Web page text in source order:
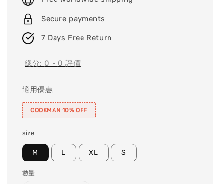
Secure payments
7 Days Free Return
總分: 0 - 0 評價
適用優惠
COOKMAN 10% OFF
size
M L XL S
數量